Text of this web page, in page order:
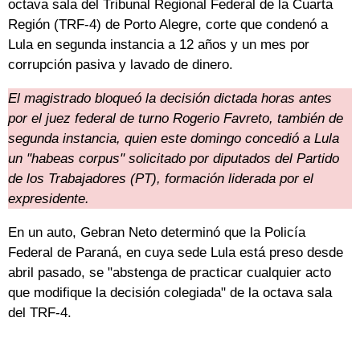
octava sala del Tribunal Regional Federal de la Cuarta
Región (TRF-4) de Porto Alegre, corte que condenó a
Lula en segunda instancia a 12 años y un mes por
corrupción pasiva y lavado de dinero.
El magistrado bloqueó la decisión dictada horas antes
por el juez federal de turno Rogerio Favreto, también de
segunda instancia, quien este domingo concedió a Lula
un "habeas corpus" solicitado por diputados del Partido
de los Trabajadores (PT), formación liderada por el
expresidente.
En un auto, Gebran Neto determinó que la Policía
Federal de Paraná, en cuya sede Lula está preso desde
abril pasado, se "abstenga de practicar cualquier acto
que modifique la decisión colegiada" de la octava sala
del TRF-4.